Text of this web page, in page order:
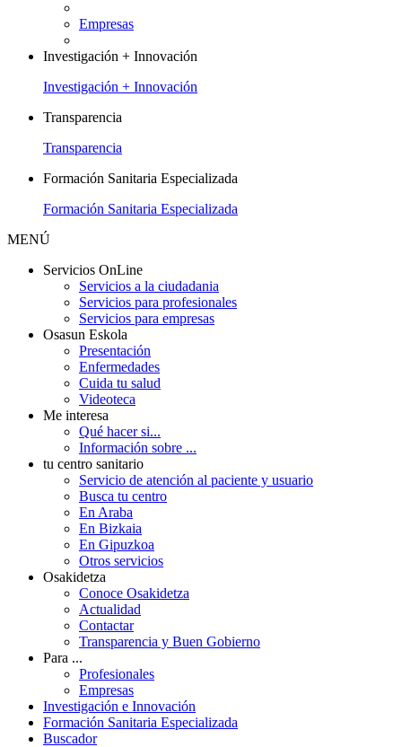
Empresas
Investigación + Innovación
Investigación + Innovación
Transparencia
Transparencia
Formación Sanitaria Especializada
Formación Sanitaria Especializada
MENÚ
Servicios OnLine
Servicios a la ciudadania
Servicios para profesionales
Servicios para empresas
Osasun Eskola
Presentación
Enfermedades
Cuida tu salud
Videoteca
Me interesa
Qué hacer si...
Información sobre ...
tu centro sanitario
Servicio de atención al paciente y usuario
Busca tu centro
En Araba
En Bizkaia
En Gipuzkoa
Otros servicios
Osakidetza
Conoce Osakidetza
Actualidad
Contactar
Transparencia y Buen Gobierno
Para ...
Profesionales
Empresas
Investigación e Innovación
Formación Sanitaria Especializada
Buscador